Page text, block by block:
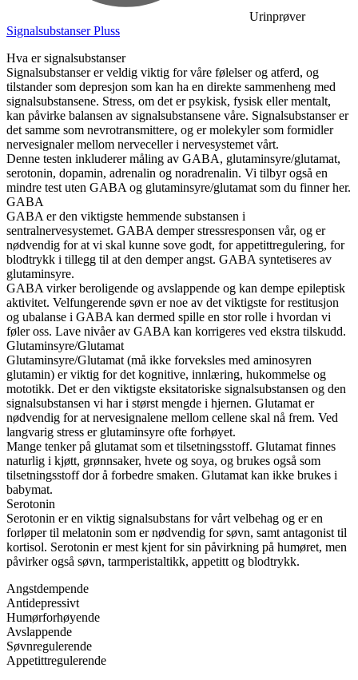
Urinprøver
Signalsubstanser Pluss
Hva er signalsubstanser
Signalsubstanser er veldig viktig for våre følelser og atferd, og
tilstander som depresjon som kan ha en direkte sammenheng med
signalsubstansene. Stress, om det er psykisk, fysisk eller mentalt,
kan påvirke balansen av signalsubstansene våre. Signalsubstanser er
det samme som nevrotransmittere, og er molekyler som formidler
nervesignaler mellom nerveceller i nervesystemet vårt.
Denne testen inkluderer måling av GABA, glutaminsyre/glutamat,
serotonin, dopamin, adrenalin og noradrenalin. Vi tilbyr også en
mindre test uten GABA og glutaminsyre/glutamat som du finner her.
GABA
GABA er den viktigste hemmende substansen i
sentralnervesystemet. GABA demper stressresponsen vår, og er
nødvendig for at vi skal kunne sove godt, for appetittregulering, for
blodtrykk i tillegg til at den demper angst. GABA syntetiseres av
glutaminsyre.
GABA virker beroligende og avslappende og kan dempe epileptisk
aktivitet. Velfungerende søvn er noe av det viktigste for restitusjon
og ubalanse i GABA kan dermed spille en stor rolle i hvordan vi
føler oss. Lave nivåer av GABA kan korrigeres ved ekstra tilskudd.
Glutaminsyre/Glutamat
Glutaminsyre/Glutamat (må ikke forveksles med aminosyren
glutamin) er viktig for det kognitive, innlæring, hukommelse og
mototikk. Det er den viktigste eksitatoriske signalsubstansen og den
signalsubstansen vi har i størst mengde i hjernen. Glutamat er
nødvendig for at nervesignalene mellom cellene skal nå frem. Ved
langvarig stress er glutaminsyre ofte forhøyet.
Mange tenker på glutamat som et tilsetningsstoff. Glutamat finnes
naturlig i kjøtt, grønnsaker, hvete og soya, og brukes også som
tilsetningsstoff dor å forbedre smaken. Glutamat kan ikke brukes i
babymat.
Serotonin
Serotonin er en viktig signalsubstans for vårt velbehag og er en
forløper til melatonin som er nødvendig for søvn, samt antagonist til
kortisol. Serotonin er mest kjent for sin påvirkning på humøret, men
påvirker også søvn, tarmperistaltikk, appetitt og blodtrykk.
Angstdempende
Antidepressivt
Humørforhøyende
Avslappende
Søvnregulerende
Appetittregulerende